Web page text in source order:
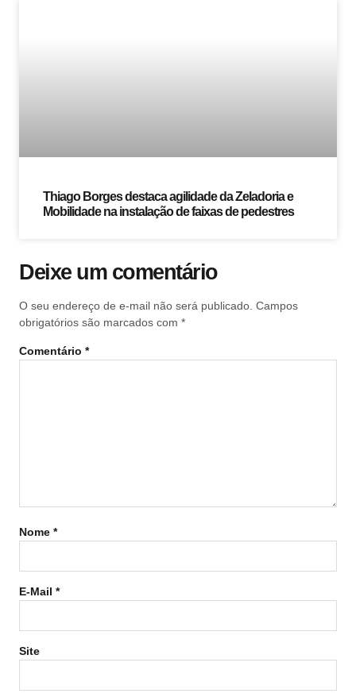
Thiago Borges destaca agilidade da Zeladoria e
Mobilidade na instalação de faixas de pedestres
Deixe um comentário
O seu endereço de e-mail não será publicado. Campos
obrigatórios são marcados com *
Comentário *
Nome *
E-Mail *
Site